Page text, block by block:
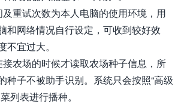
重试次数为本人电脑的使用环境，用
和网络情况自行设定，可收到较好效
宜过大。
农场的时候才读取农场种子信息，所
种子不被助手识别。系统只会按照“高级
列表进行播种。